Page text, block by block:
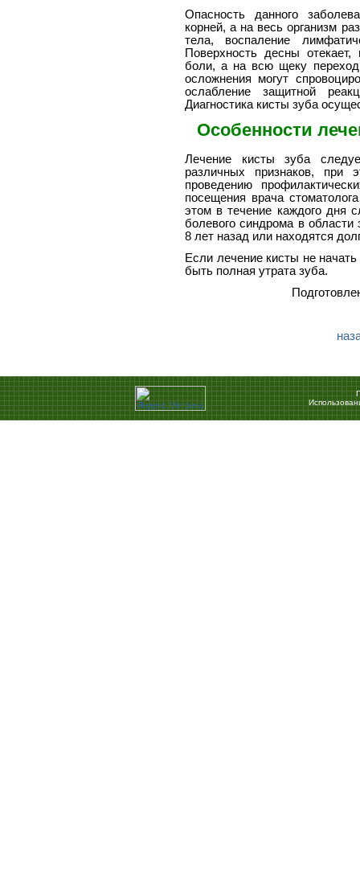
Опасность данного
корней, а на весь организм
тела, воспаление
Поверхность десны
боли, а на всю щеку
осложнения могут
ослабление защитной
Диагностика кисты зуба
Особенности
Лечение кисты зуба
различных признаков, при
проведению
посещения врача
этом в течение каждого дня
болевого синдрома в
8 лет назад или находятся
Если лечение кисты не
быть полная утрата зуба.